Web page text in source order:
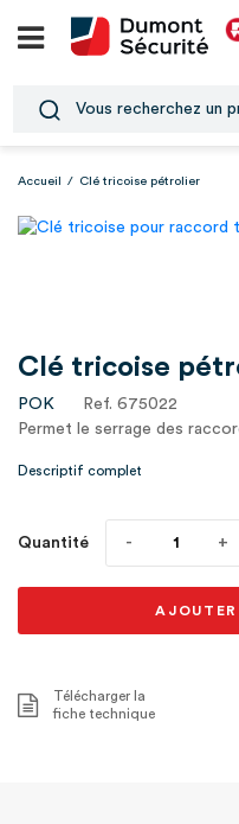
Accueil / Clé tricoise pétrolier
Clé tricoise
POK
Ref. 675022
Permet le serrage des
Descriptif complet
Quantité
Télécharger la
fiche technique